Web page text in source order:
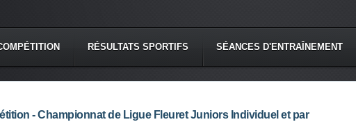
RÉSULTATS SPORTIFS SÉANCES D'ENTRAÎNEMENT
- Championnat de Ligue Fleuret Juniors Individuel et par